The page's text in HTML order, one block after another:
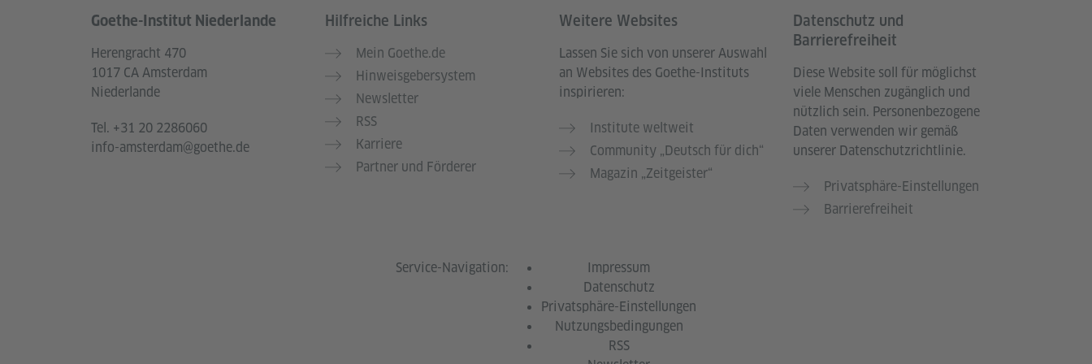
Service- und Informationsbereich
Goethe-Institut Niederlande
Herengracht 470
1017 CA Amsterdam
Niederlande
Tel. +31 20 2286060
info-amsterdam@goethe.de
Hilfreiche Links
Mein Goethe.de
Hinweisgebersystem
Newsletter
RSS
Karriere
Partner und Förderer
Weitere Websites
Lassen Sie sich von unserer Auswahl
an Websites des Goethe-Instituts
inspirieren:
Institute weltweit
Community „Deutsch für dich“
Magazin „Zeitgeister“
Datenschutz und
Barrierefreiheit
Diese Website soll für möglichst
viele Menschen zugänglich und
nützlich sein. Personenbezogene
Daten verwenden wir gemäß
unserer Datenschutzrichtlinie.
Privatsphäre-Einstellungen
Barrierefreiheit
Service-Navigation:
Impressum
Datenschutz
Privatsphäre-Einstellungen
Nutzungsbedingungen
RSS